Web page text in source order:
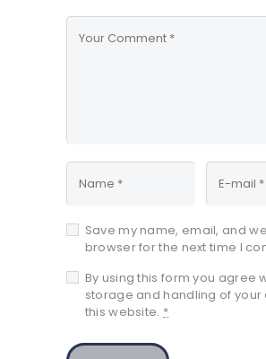
Save my name, email, and
browser for the next time I
By using this form you agree
storage and handling of your
this website. *